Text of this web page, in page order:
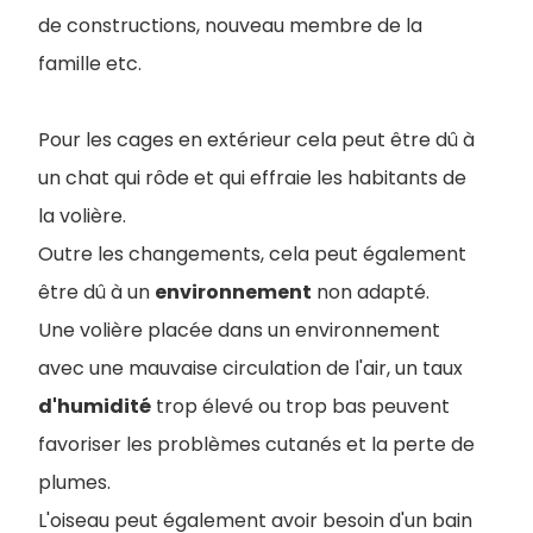
de constructions, nouveau membre de la
famille etc.
Pour les cages en extérieur cela peut être dû à
un chat qui rôde et qui effraie les habitants de
la volière.
Outre les changements, cela peut également
être dû à un environnement non adapté.
Une volière placée dans un environnement
avec une mauvaise circulation de l'air, un taux
d'humidité trop élevé ou trop bas peuvent
favoriser les problèmes cutanés et la perte de
plumes.
L'oiseau peut également avoir besoin d'un bain